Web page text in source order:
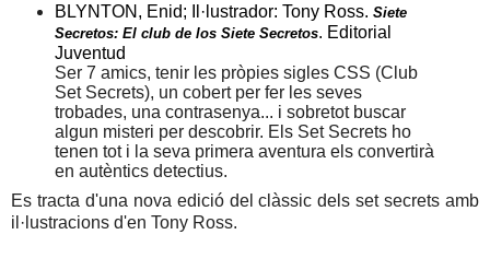
BLYNTON, Enid; Il·lustrador: Tony Ross. Siete
Secretos: El club de los Siete Secretos. Editorial
Juventud
Ser 7 amics, tenir les pròpies sigles CSS (Club
Set Secrets), un cobert per fer les seves
trobades, una contrasenya... i sobretot buscar
algun misteri per descobrir. Els Set Secrets ho
tenen tot i la seva primera aventura els convertirà
en autèntics detectius.
Es tracta d'una nova edició del clàssic dels set secrets amb
il·lustracions d'en Tony Ross.